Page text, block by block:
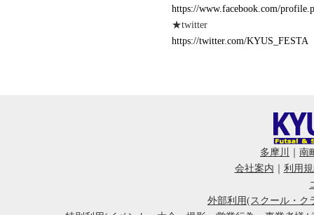
https://www.facebook.com/
★twitter
https://twitter.com/KYUS_FESTA
多摩川 ｜ 南
会社案内 ｜ 利用
外部利用(スクール・ク